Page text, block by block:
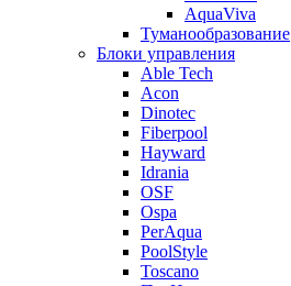
AquaViva
Туманообразование
Блоки управления
Able Tech
Acon
Dinotec
Fiberpool
Hayward
Idrania
OSF
Ospa
PerAqua
PoolStyle
Toscano